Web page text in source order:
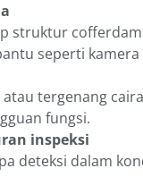
struktur
seperti
tergenang
fungsi.
inspeksi
deteksi dalam